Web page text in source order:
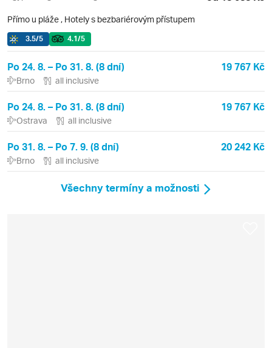
Přímo u pláže , Hotely s bezbariérovým přístupem
3.5/5 4.1/5
Po 24. 8. – Po 31. 8. (8 dní) 19 767 Kč
Brno all inclusive
Po 24. 8. – Po 31. 8. (8 dní) 19 767 Kč
Ostrava all inclusive
Po 31. 8. – Po 7. 9. (8 dní) 20 242 Kč
Brno all inclusive
Všechny termíny a možnosti